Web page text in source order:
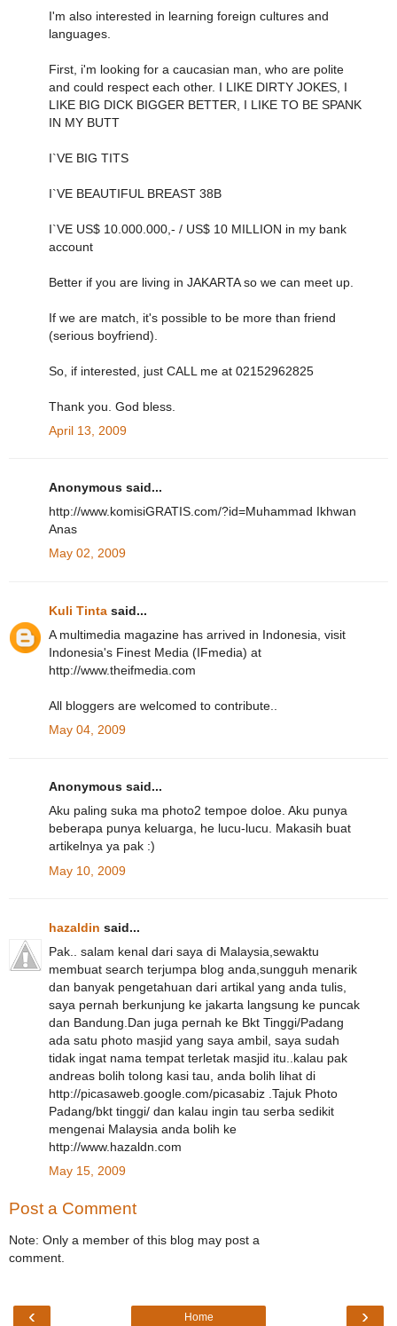
I'm also interested in learning foreign cultures and
languages.
First, i'm looking for a caucasian man, who are polite
and could respect each other. I LIKE DIRTY JOKES, I
LIKE BIG DICK BIGGER BETTER, I LIKE TO BE SPANK
IN MY BUTT
I`VE BIG TITS
I`VE BEAUTIFUL BREAST 38B
I`VE US$ 10.000.000,- / US$ 10 MILLION in my bank
account
Better if you are living in JAKARTA so we can meet up.
If we are match, it's possible to be more than friend
(serious boyfriend).
So, if interested, just CALL me at 02152962825
Thank you. God bless.
April 13, 2009
Anonymous said...
http://www.komisiGRATIS.com/?id=Muhammad Ikhwan
Anas
May 02, 2009
Kuli Tinta said...
A multimedia magazine has arrived in Indonesia, visit
Indonesia's Finest Media (IFmedia) at
http://www.theifmedia.com
All bloggers are welcomed to contribute..
May 04, 2009
Anonymous said...
Aku paling suka ma photo2 tempoe doloe. Aku punya
beberapa punya keluarga, he lucu-lucu. Makasih buat
artikelnya ya pak :)
May 10, 2009
hazaldin said...
Pak.. salam kenal dari saya di Malaysia,sewaktu
membuat search terjumpa blog anda,sungguh menarik
dan banyak pengetahuan dari artikal yang anda tulis,
saya pernah berkunjung ke jakarta langsung ke puncak
dan Bandung.Dan juga pernah ke Bkt Tinggi/Padang
ada satu photo masjid yang saya ambil, saya sudah
tidak ingat nama tempat terletak masjid itu..kalau pak
andreas bolih tolong kasi tau, anda bolih lihat di
http://picasaweb.google.com/picasabiz .Tajuk Photo
Padang/bkt tinggi/ dan kalau ingin tau serba sedikit
mengenai Malaysia anda bolih ke
http://www.hazaldn.com
May 15, 2009
Post a Comment
Note: Only a member of this blog may post a
comment.
‹ ›
Home